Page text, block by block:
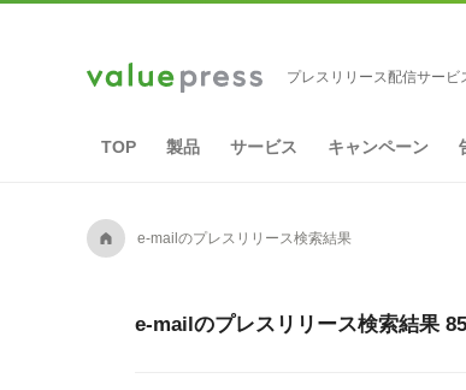
プレスリリース配信サービ
TOP 製品 サービス キャンペーン
A e-mailのプレスリリース検索結果
e-mailのプレスリリース検索結果